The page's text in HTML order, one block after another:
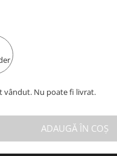
vândut. Nu poate fi livrat.
ADAUGĂ ÎN COȘ